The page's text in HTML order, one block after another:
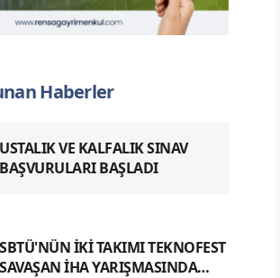
Haberler
USTALIK VE KALFALIK SINAV
BAŞVURULARI BAŞLADI
SBTÜ'NÜN İKİ TAKIMI TEKNOFEST
SAVAŞAN İHA YARIŞMASINDA